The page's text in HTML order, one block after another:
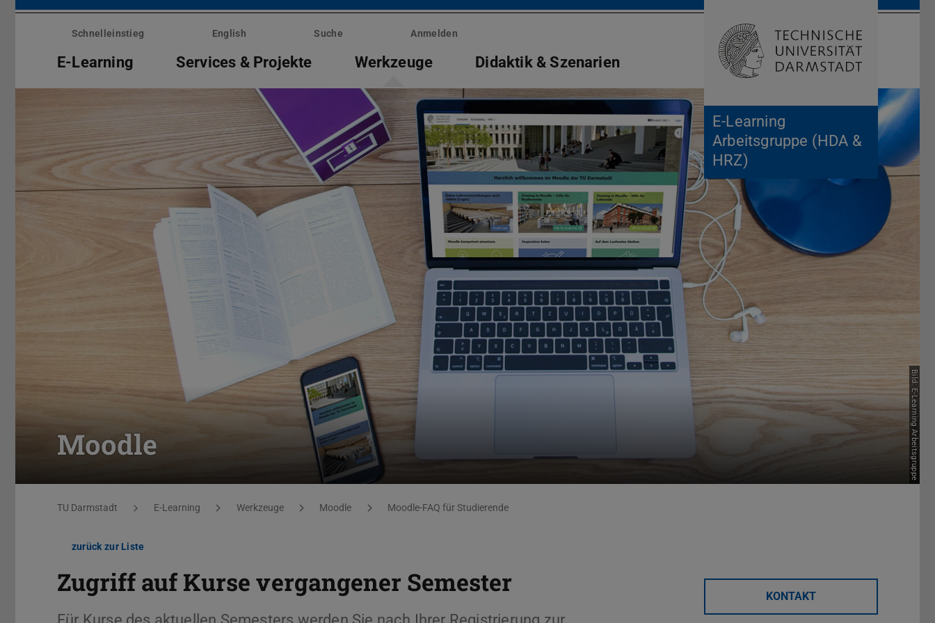
Menü
überspringen
E-Learning
Arbeitsgruppe (HDA &
HRZ)
Schnelleinstieg English Suche Anmelden
E-Learning Services & Projekte Werkzeuge Didaktik & Szenarien Suche öffnen
Moodle Bild: E-Learning Arbeitsgruppe
Sie befinden sich hier:
TU Darmstadt E-Learning Werkzeuge Moodle Moodle-FAQ für Studierende
zurück zur Liste
Zugriff auf Kurse vergangener Semester KONTAKT